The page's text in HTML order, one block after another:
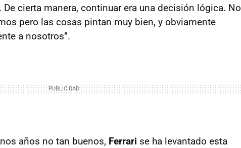
cierta manera, continuar era una decisión lógica. No
pero las cosas pintan muy bien, y obviamente
a nosotros”.
años no tan buenos, Ferrari se ha levantado esta